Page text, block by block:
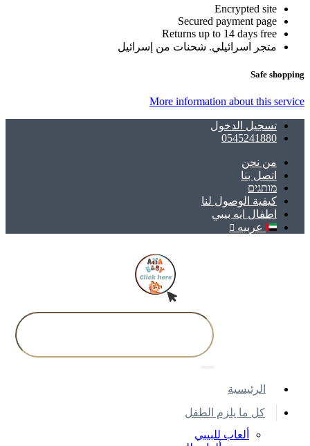
Encrypted site
Secured payment page
Returns up to 14 days free
متجر اسرائيلي. شحنات من إسرائيل
Safe shopping
More information about this service
تسجيل الدخول
0545241880
ﻣﻦ ﻧﺤﻦ
اتصل بنا
מותגים
كيفية الوصول لنا
اطفال ايه بيبي
عربيه
اﻟﺮﺋﻴﺴﻴﺔ
كل ما يلزم الطفل
ألعاب للبيبي